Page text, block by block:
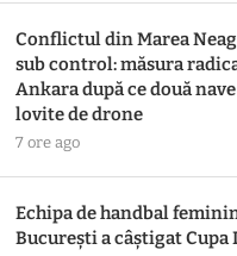
Conflictul din Marea
sub control: măsura
Ankara după ce două
lovite de drone
7 ore ago
Echipa de handbal
Bucureşti a câştigat Cupa